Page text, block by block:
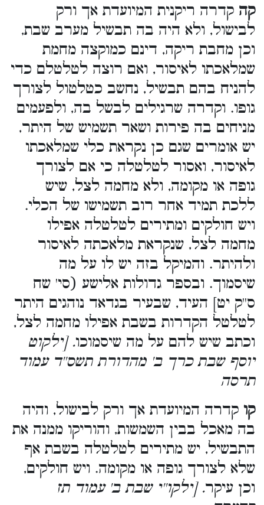
קה קדרה ריקנית המיועדת אך ורק
לבישול, ולא היה בה תבשיל מערב שבת,
וכן מחבת ריקה, דינם כמוקצה מחמת
שמלאכתו לאיסור, ואם רוצה לטלטלם כדי
להניח בהם תבשיל, נחשב כטלטול לצורך
גופו. וקדרה שרגילים לבשל בה, ולפעמים
מניחים בה פירות ושאר תשמיש של היתר,
יש אומרים שגם כן נקראת כלי שמלאכתו
לאיסור, ואסור לטלטלה כי אם לצורך
גופה או מקומה, ולא מחמה לצל, שיש
ללכת תמיד אחר רוב תשמישו של הכלי.
ויש חולקים ומתירים לטלטלה אפילו
מחמה לצל, שנקראת מלאכתה לאיסור
ולהיתר. והמיקל בזה יש לו על מה
שיסמוך. ובספר גדולות אלישע (סי' שח
ס''ק יט] העיד, שבעיר בגדאד נוהגים היתר
לטלטל הקדרות בשבת אפילו מחמה לצל,
וכתב שיש להם על מה שיסמוכו. [ילקוט
יוסף שבת כרך ב' מהדורת תשס''ד עמוד
תרסה
קו קדרה המיועדת אך ורק לבישול, והיה
בה מאכל בבין השמשות, והוריקו ממנה את
התבשיל, יש מתירים לטלטלה בשבת אף
שלא לצורך גופה או מקומה. ויש חולקים,
וכן עיקר. [ילקו''י שבת ב' עמוד תז